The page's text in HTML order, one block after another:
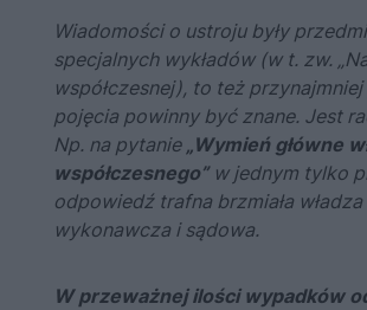
Wiadomości o ustroju były
specjalnych wykładów (w t. zw.
współczesnej), to też
pojęcia powinny być znane. Jest
Np. na pytanie „Wymień główne
współczesnego” w jednym tylko
odpowiedź trafna brzmiała
wykonawcza i sądowa.
W przeważnej ilości wypadków